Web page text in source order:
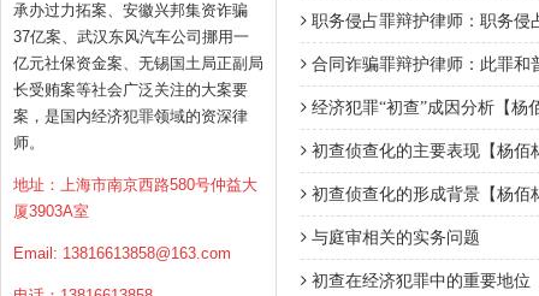
承办过力拓案、安徽兴邦集资诈骗
37亿案、武汉东风汽车公司挪用一
亿元社保资金案、无锡国土局正副局
长受贿案等社会广泛关注的大案要
案，是国内经济犯罪领域的资深律
师。
地址：上海市南京西路580号仲益大
厦3903A室
Email: 13816613858@163.com
职务侵占罪辩护律师：职务侵
合同诈骗罪辩护律师：此罪和
经济犯罪“初查”成因分析【杨
初查侦查化的主要表现【杨佰
初查侦查化的形成背景【杨佰
与庭审相关的实务问题
初查在经济犯罪中的重要地位